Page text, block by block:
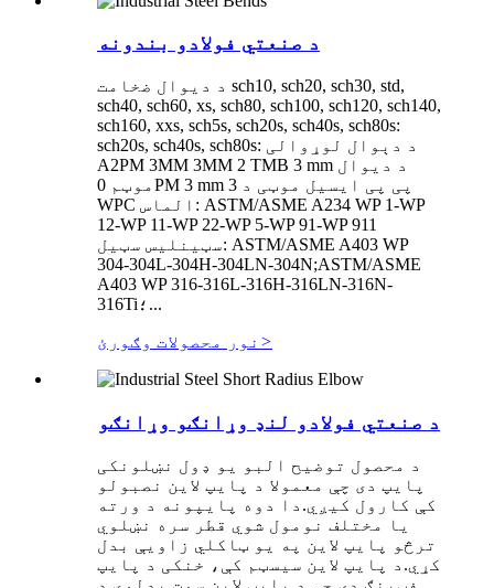
د صنعتي فولادو بندونه
د دیوال ضخامت sch10, sch20, sch30, std,
sch40, sch60, xs, sch80, sch100, sch120, sch140,
sch160, xxs, sch5s, sch20s, sch40s, sch80s:
sch20s, sch40s, sch80s: د دېوال لوړوالی
A2PM 3MM 3MM 2 TMB 3 mm د دیوال
موټم 0PM 3 mm 3 پی پی ایسیل موټی د
WPC الماس: ASTM/ASME A234 WP 1-WP
12-WP 11-WP 22-WP 5-WP 91-WP 911
سټینلیس سټیل: ASTM/ASME A403 WP
304-304L-304H-304LN-304N;ASTM/ASME
A403 WP 316-316L-316H-316LN-316N-
316Ti؛...
نور محصولات وګورئ >
د صنعتي فولادو لنډ وړانګو وړانګو
د محصول توضیح البو یو ډول نښلونکی
پایپ دی چې معمولا د پایپ لاین نصبولو
کې کارول کیږي.دا دوه پایپونه د ورته
یا مختلف نومول شوي قطر سره نښلوي
ترڅو پایپ لاین په یو ټاکلي زاویې بدل
کړي.د پایپ لاین سیسټم کې، خنکی د پایپ
فټینګ دی چې د پایپ لاین سمت بدلوي.د